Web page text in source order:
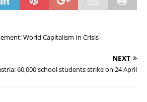
World Capitalism In Crisis
NEXT
60,000 school students strike on 24 April